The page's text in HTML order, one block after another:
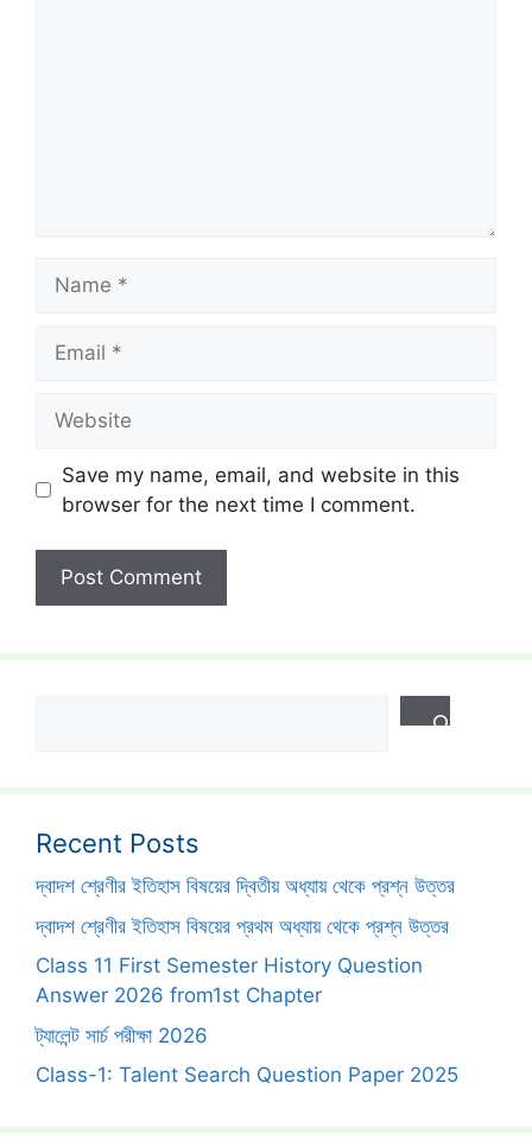
Save my name, email, and website in this
browser for the next time I comment.
Recent Posts
দ্বাদশ শ্রেণীর ইতিহাস বিষয়ের দ্বিতীয় অধ্যায় থেকে প্রশ্ন উত্তর
দ্বাদশ শ্রেণীর ইতিহাস বিষয়ের প্রথম অধ্যায় থেকে প্রশ্ন উত্তর
Class 11 First Semester History Question
Answer 2026 from1st Chapter
ট্যালেন্ট সার্চ পরীক্ষা 2026
Class-1: Talent Search Question Paper 2025